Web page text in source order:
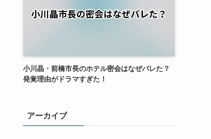
小川晶・前橋市長のホテル密会はなぜバレた？
発覚理由がドラマすぎた！
アーカイブ